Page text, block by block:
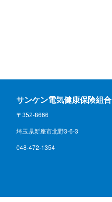
サンケン電気健康保険組合
〒352-8666
埼玉県新座市北野3-6-3
048-472-1354